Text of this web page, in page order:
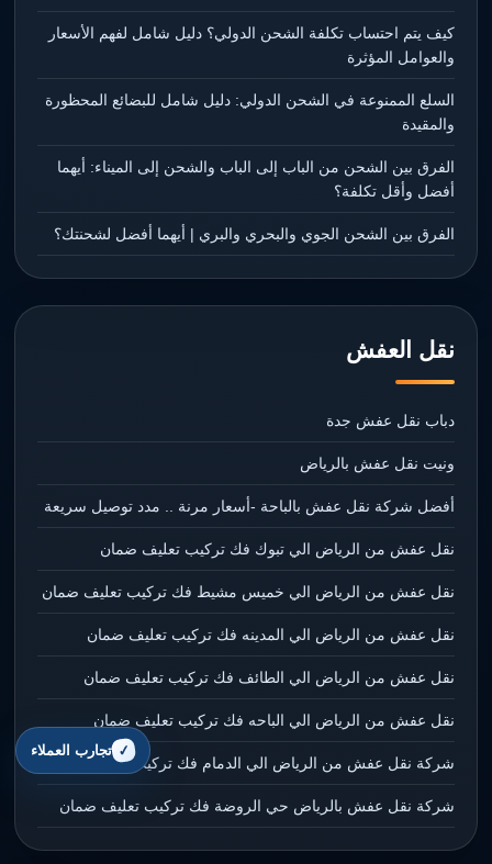
كيف يتم احتساب تكلفة الشحن الدولي؟ دليل شامل لفهم الأسعار
والعوامل المؤثرة
السلع الممنوعة في الشحن الدولي: دليل شامل للبضائع المحظورة
والمقيدة
الفرق بين الشحن من الباب إلى الباب والشحن إلى الميناء: أيهما
أفضل وأقل تكلفة؟
الفرق بين الشحن الجوي والبحري والبري | أيهما أفضل لشحنتك؟
نقل العفش
دباب نقل عفش جدة
ونيت نقل عفش بالرياض
أفضل شركة نقل عفش بالباحة -أسعار مرنة .. مدد توصيل سريعة
نقل عفش من الرياض الي تبوك فك تركيب تعليف ضمان
نقل عفش من الرياض الي خميس مشيط فك تركيب تعليف ضمان
نقل عفش من الرياض الي المدينه فك تركيب تعليف ضمان
نقل عفش من الرياض الي الطائف فك تركيب تعليف ضمان
نقل عفش من الرياض الي الباحه فك تركيب تعليف ضمان
شركة نقل عفش من الرياض الي الدمام فك تركيب تعليف ضمان
شركة نقل عفش بالرياض حي الروضة فك تركيب تعليف ضمان
تجارب العملاء